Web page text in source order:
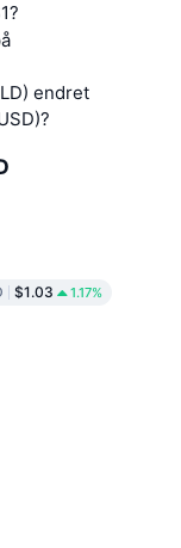
endret
$1.03 1.17%